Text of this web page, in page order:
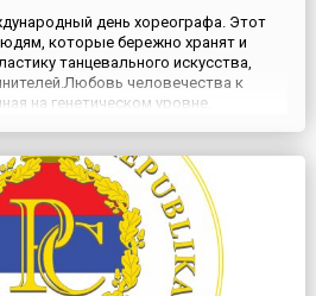
день хореографа. Этот
которые бережно хранят и
танцевального искусства,
человечества к
на генетическом уровне,